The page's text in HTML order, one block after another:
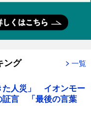
ング 一覧
た人災」 イオンモー
証言 「最後の言葉